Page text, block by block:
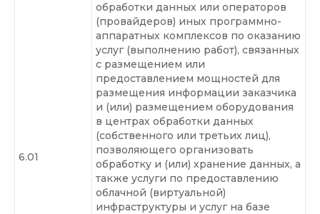
6.01
обработки данных или операторов
(провайдеров) иных программно-
аппаратных комплексов по оказанию
услуг (выполнению работ), связанных
с размещением или
предоставлением мощностей для
размещения информации заказчика
и (или) размещением оборудования
в центрах обработки данных
(собственного или третьих лиц),
позволяющего организовать
обработку и (или) хранение данных, а
также услуги по предоставлению
облачной (виртуальной)
инфраструктуры и услуг на базе